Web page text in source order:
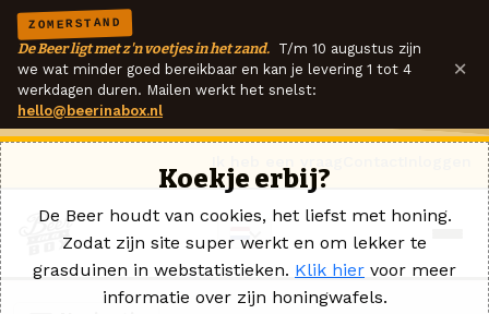
ZOMERSTAND
De Beer ligt met z'n voetjes in het zand. T/m 10 augustus zijn
we wat minder goed bereikbaar en kan je levering 1 tot 4
werkdagen duren. Mailen werkt het snelst:
hello@beerinabox.nl
×
Koekje erbij?
De Beer houdt van cookies, het liefst met honing.
Zodat zijn site super werkt en om lekker te
grasduinen in webstatistieken. Klik hier voor meer
informatie over zijn honingwafels.